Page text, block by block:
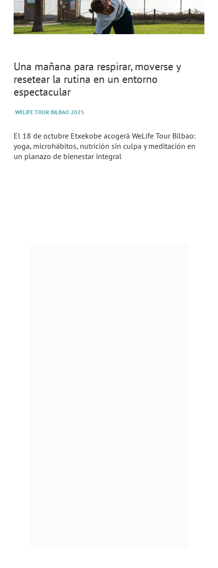
Una mañana para respirar, moverse y
resetear la rutina en un entorno
espectacular
WELIFE TOUR BILBAO 2025
El 18 de octubre Etxekobe acogerá WeLife Tour Bilbao:
yoga, microhábitos, nutrición sin culpa y meditación en
un planazo de bienestar integral